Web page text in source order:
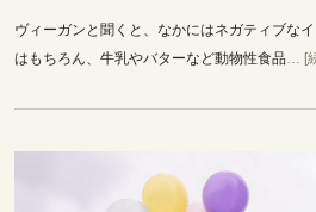
ヴィーガンと聞くと、なかにはネガティブな
はもちろん、牛乳やバターなど動物性食品… [